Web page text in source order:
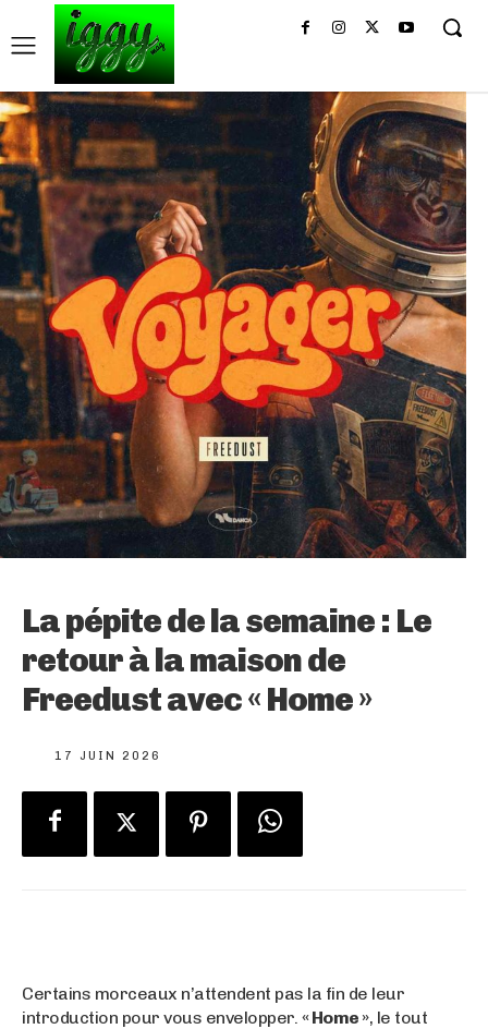
La pépite de la semaine : Le
retour à la maison de
Freedust avec « Home »
17 JUIN 2026
Certains morceaux n’attendent pas la fin de leur
introduction pour vous envelopper. « Home », le tout